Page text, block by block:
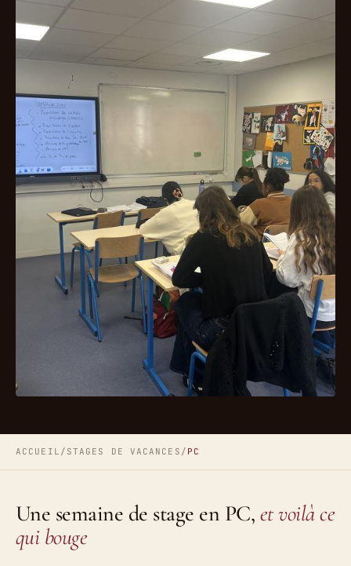
ACCUEIL / STAGES DE VACANCES / PC
Une semaine de stage en PC, et voilà ce
qui bouge